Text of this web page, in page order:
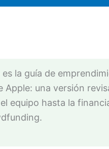
la guía de
Apple: una versión
equipo hasta la